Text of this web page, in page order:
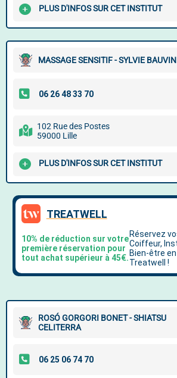
PLUS D'INFOS SUR CET INSTITUT
MASSAGE SENSITIF - SYLVIE BAUVIN
102 Rue des Postes
59000 Lille
PLUS D'INFOS SUR CET INSTITUT
ROSÓ GORGORI BONET - SHIATSU
CELITERRA